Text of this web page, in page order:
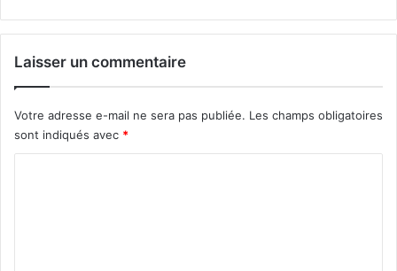
Laisser un commentaire
Votre adresse e-mail ne sera pas publiée. Les champs obligatoires
sont indiqués avec *